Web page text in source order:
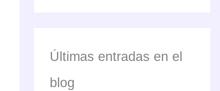
Últimas entradas en el
blog